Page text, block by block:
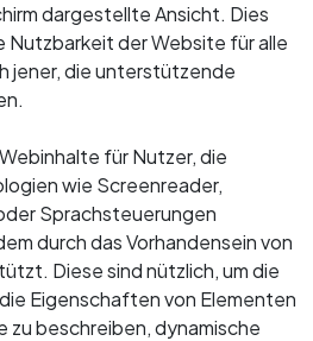
dargestellte Ansicht. Dies
Nutzbarkeit der Website für alle
jener, die unterstützende
für Nutzer, die
wie Screenreader,
Sprachsteuerungen
durch das Vorhandensein von
Diese sind nützlich, um die
Eigenschaften von Elementen
beschreiben, dynamische